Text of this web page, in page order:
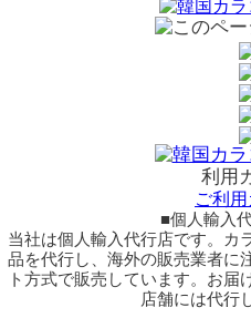
利用
ご利
■個人輸入
当社は個人輸入代行店です。カ
品を代行し、海外の販売業者に
ト方式で販売しています。お届
店舗には代行